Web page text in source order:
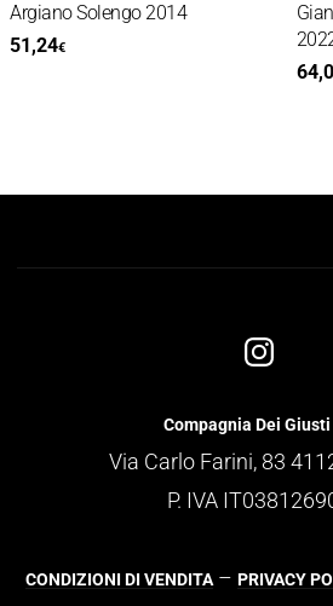
Argiano Solengo 2014
51,24€
2022
64,00
Compagnia Dei Giusti
Via Carlo Farini, 83
P. IVA
CONDIZIONI DI VENDITA – PRIVACY